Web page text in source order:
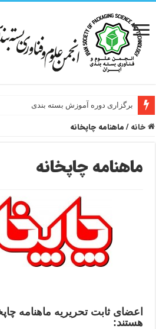
برگزاری دوره آموزش بسته بندی
خانه /ماهنامه چاپخانه
ماهنامه چاپخانه
اعضای ثابت تحریریه ماهنامه
هستند: